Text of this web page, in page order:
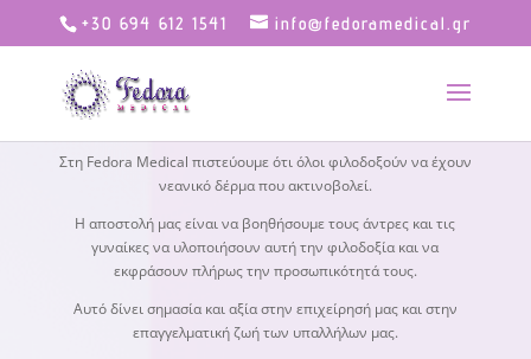
+30 694 612 1541 info@fedoramedical.gr
Στη Fedora Medical πιστεύουμε ότι όλοι φιλοδοξούν να έχουν
νεανικό δέρμα που ακτινοβολεί.
Η αποστολή μας είναι να βοηθήσουμε τους άντρες και τις
γυναίκες να υλοποιήσουν αυτή την φιλοδοξία και να
εκφράσουν πλήρως την προσωπικότητά τους.
Αυτό δίνει σημασία και αξία στην επιχείρησή μας και στην
επαγγελματική ζωή των υπαλλήλων μας.